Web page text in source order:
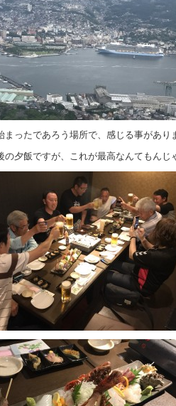
まったであろう場所で、感じる事があり
の夕飯ですが、これが最高なんてもんじ